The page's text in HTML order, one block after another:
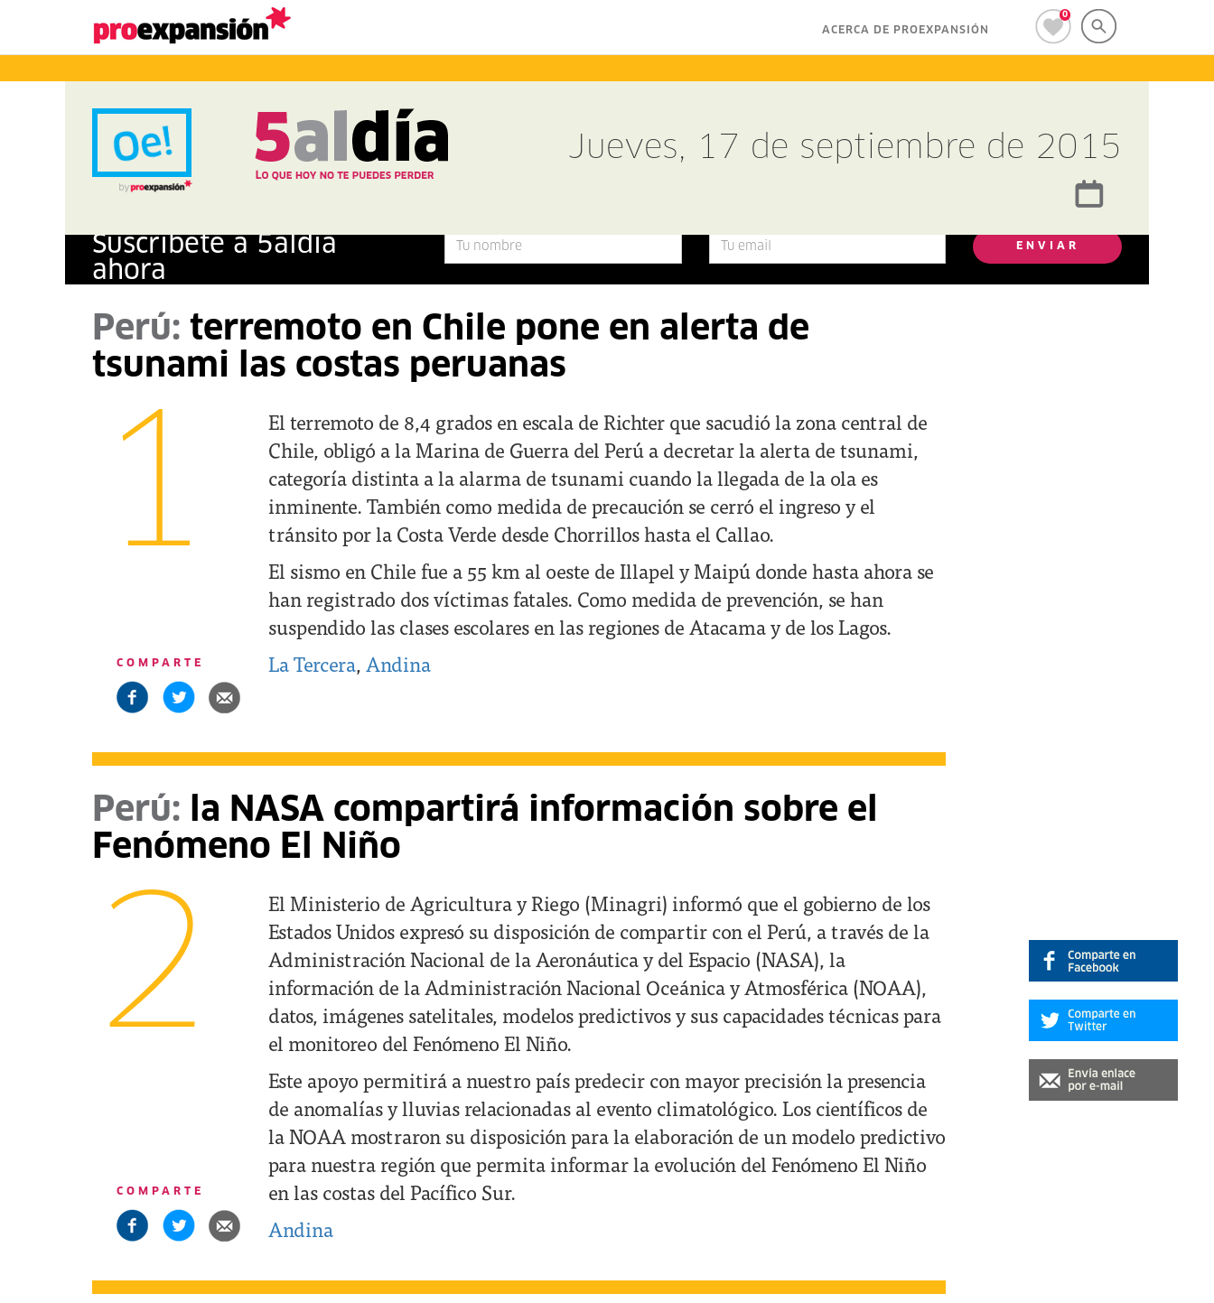
0
ACERCA DE PROEXPANSIÓN
Jueves, 17 de septiembre de 2015
Suscríbete a 5al día
ahora
ENVIAR
Perú: terremoto en Chile pone en alerta de
tsunami las costas peruanas
1
El terremoto de 8,4 grados en escala de Richter que sacudió la zona central de
Chile, obligó a la Marina de Guerra del Perú a decretar la alerta de tsunami,
categoría distinta a la alarma de tsunami cuando la llegada de la ola es
inminente. También como medida de precaución se cerró el ingreso y el
tránsito por la Costa Verde desde Chorrillos hasta el Callao.
El sismo en Chile fue a 55 km al oeste de Illapel y Maipú donde hasta ahora se
han registrado dos víctimas fatales. Como medida de prevención, se han
suspendido las clases escolares en las regiones de Atacama y de los Lagos.
La Tercera, Andina
COMPARTE
Perú: la NASA compartirá información sobre el
Fenómeno El Niño
2
El Ministerio de Agricultura y Riego (Minagri) informó que el gobierno de los
Estados Unidos expresó su disposición de compartir con el Perú, a través de la
Administración Nacional de la Aeronáutica y del Espacio (NASA), la
información de la Administración Nacional Oceánica y Atmosférica (NOAA),
datos, imágenes satelitales, modelos predictivos y sus capacidades técnicas para
el monitoreo del Fenómeno El Niño.
Este apoyo permitirá a nuestro país predecir con mayor precisión la presencia
de anomalías y lluvias relacionadas al evento climatológico. Los científicos de
la NOAA mostraron su disposición para la elaboración de un modelo predictivo
para nuestra región que permita informar la evolución del Fenómeno El Niño
en las costas del Pacífico Sur.
Andina
COMPARTE